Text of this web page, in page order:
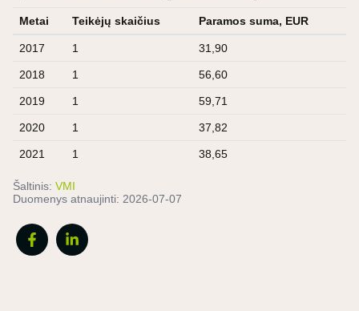
Metai Teikėjų skaičius Paramos suma, EUR
2017 1 31,90
2018 1 56,60
2019 1 59,71
2020 1 37,82
2021 1 38,65
Šaltinis: VMI
Duomenys atnaujinti: 2026-07-07